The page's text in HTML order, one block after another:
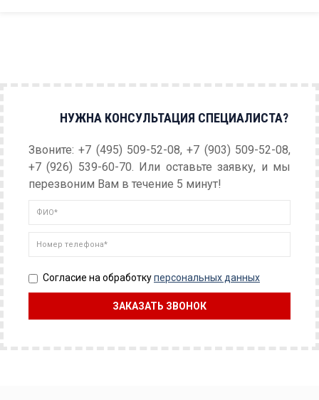
НУЖНА КОНСУЛЬТАЦИЯ СПЕЦИАЛИСТА?
Звоните: +7 (495) 509-52-08, +7 (903) 509-52-08,
+7 (926) 539-60-70. Или оставьте заявку, и мы
перезвоним Вам в течение 5 минут!
Согласие на обработкуперсональных данных